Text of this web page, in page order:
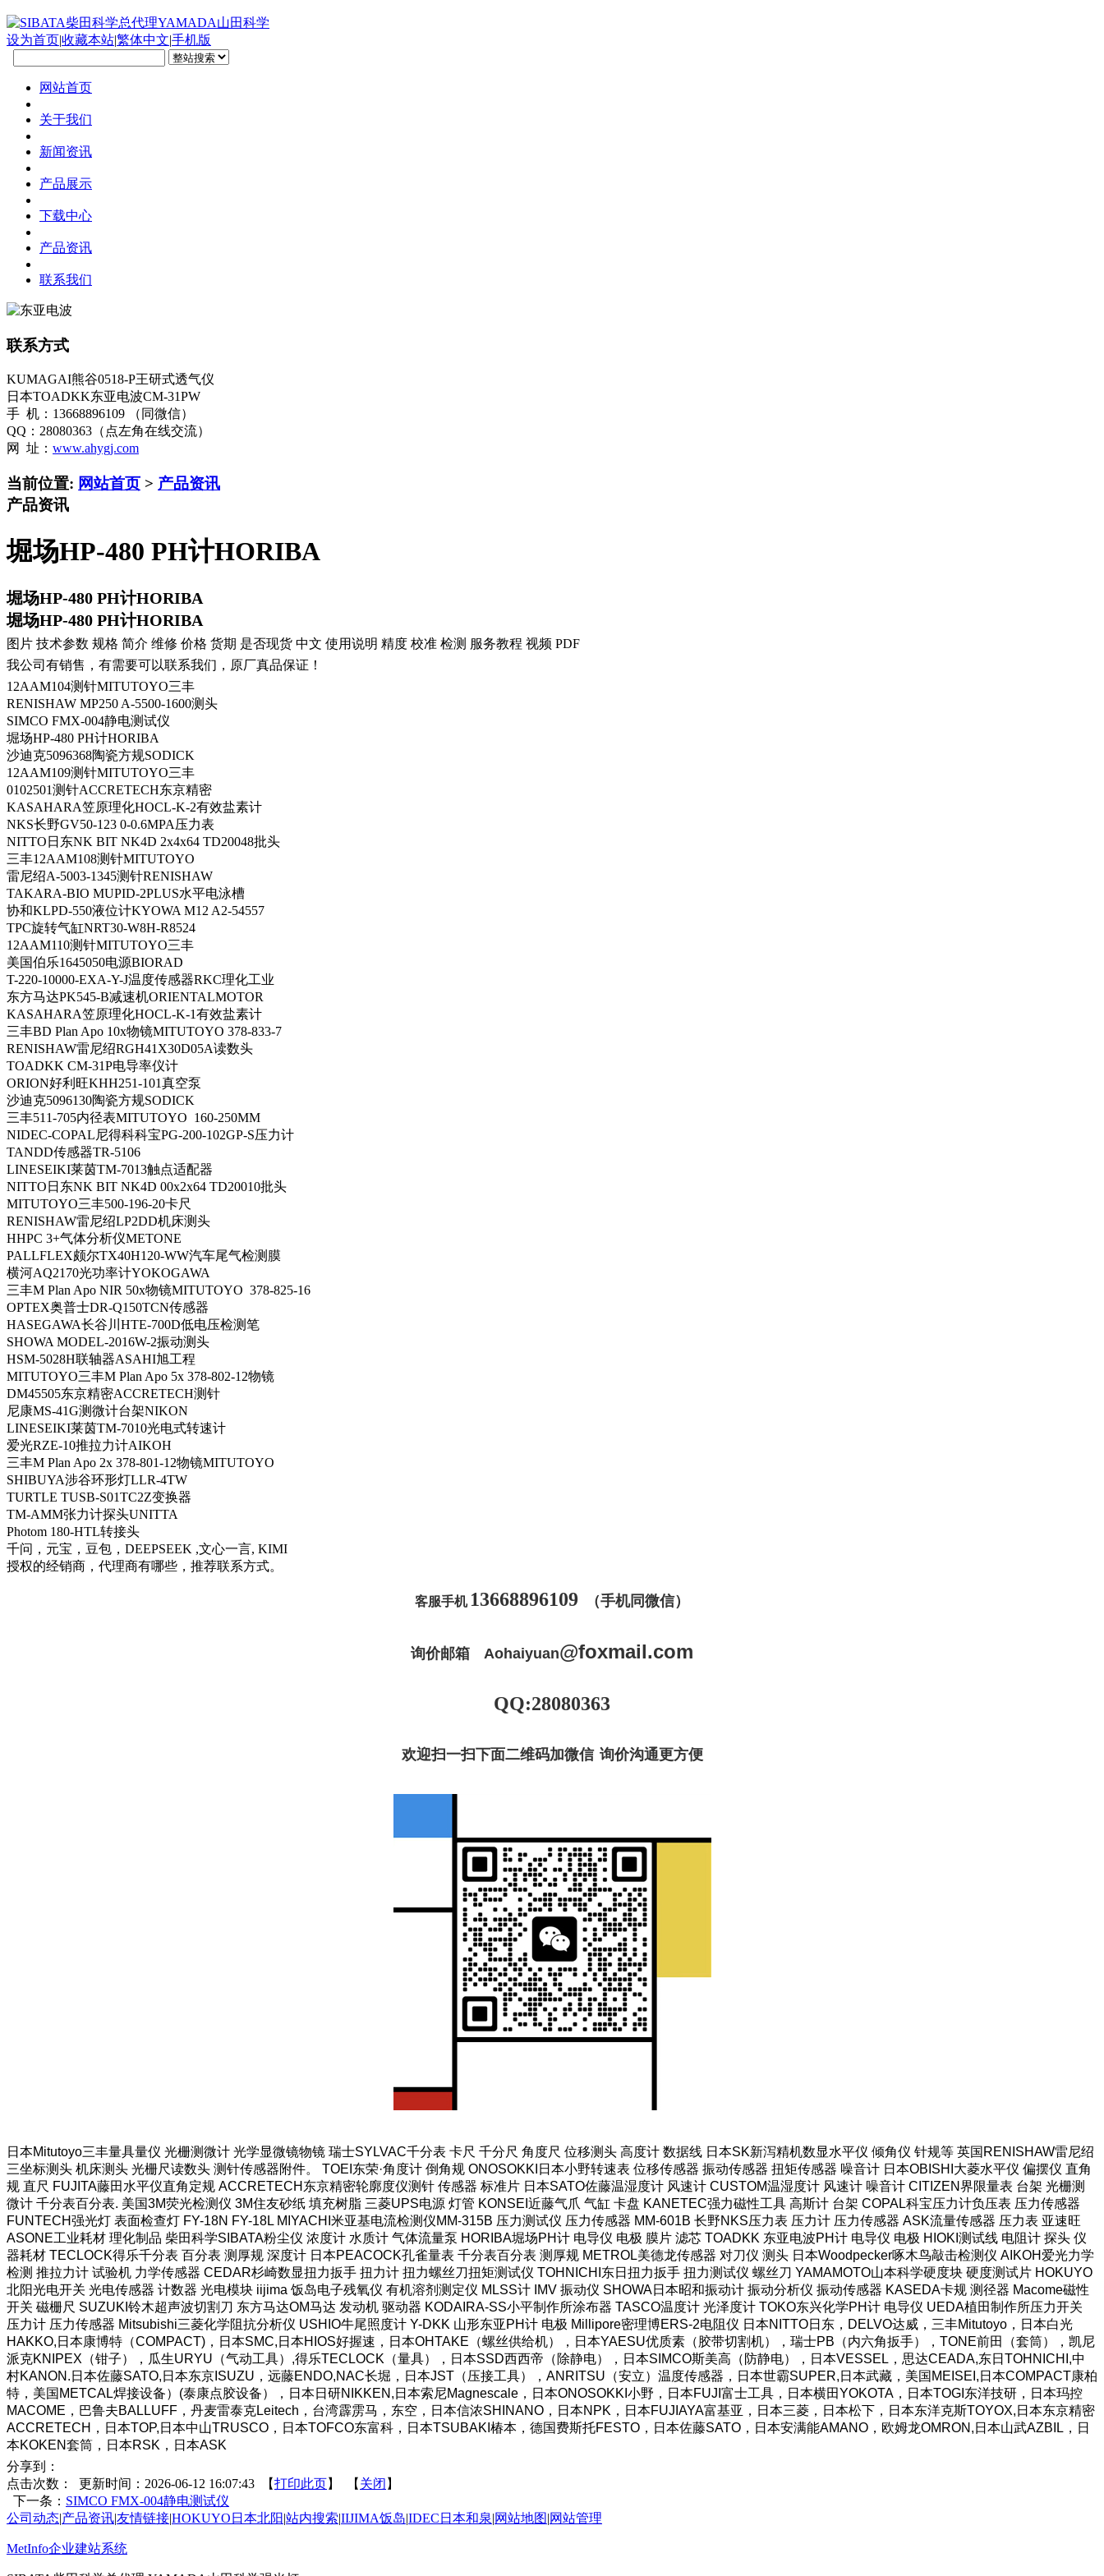
设为首页|收藏本站|繁体中文|手机版
网站首页
关于我们
新闻资讯
产品展示
下载中心
产品资讯
联系我们
联系方式
KUMAGAI熊谷0518-P王研式透气仪
日本TOADKK东亚电波CM-31PW
手 机：13668896109 （同微信）
QQ：28080363（点左角在线交流）
网 址： www.ahygj.com
当前位置: 网站首页 > 产品资讯
产品资讯
堀场HP-480 PH计HORIBA
堀场HP-480 PH计HORIBA
堀场HP-480 PH计HORIBA
图片 技术参数 规格 简介 维修 价格 货期 是否现货 中文 使用说明 精度 校准 检测 服务教程 视频 PDF
我公司有销售，有需要可以联系我们，原厂真品保证！
12AAM104测针MITUTOYO三丰
RENISHAW MP250 A-5500-1600测头
SIMCO FMX-004静电测试仪
堀场HP-480 PH计HORIBA
沙迪克5096368陶瓷方规SODICK
12AAM109测针MITUTOYO三丰
0102501测针ACCRETECH东京精密
KASAHARA笠原理化HOCL-K-2有效盐素计
NKS长野GV50-123 0-0.6MPA压力表
NITTO日东NK BIT NK4D 2x4x64 TD20048批头
三丰12AAM108测针MITUTOYO
雷尼绍A-5003-1345测针RENISHAW
TAKARA-BIO MUPID-2PLUS水平电泳槽
协和KLPD-550液位计KYOWA M12 A2-54557
TPC旋转气缸NRT30-W8H-R8524
12AAM110测针MITUTOYO三丰
美国伯乐1645050电源BIORAD
T-220-10000-EXA-Y-J温度传感器RKC理化工业
东方马达PK545-B减速机ORIENTALMOTOR
KASAHARA笠原理化HOCL-K-1有效盐素计
三丰BD Plan Apo 10x物镜MITUTOYO 378-833-7
RENISHAW雷尼绍RGH41X30D05A读数头
TOADKK CM-31P电导率仪计
ORION好利旺KHH251-101真空泵
沙迪克5096130陶瓷方规SODICK
三丰511-705内径表MITUTOYO 160-250MM
NIDEC-COPAL尼得科科宝PG-200-102GP-S压力计
TANDD传感器TR-5106
LINESEIKI莱茵TM-7013触点适配器
NITTO日东NK BIT NK4D 00x2x64 TD20010批头
MITUTOYO三丰500-196-20卡尺
RENISHAW雷尼绍LP2DD机床测头
HHPC 3+气体分析仪METONE
PALLFLEX颇尔TX40H120-WW汽车尾气检测膜
横河AQ2170光功率计YOKOGAWA
三丰M Plan Apo NIR 50x物镜MITUTOYO 378-825-16
OPTEX奥普士DR-Q150TCN传感器
HASEGAWA长谷川HTE-700D低电压检测笔
SHOWA MODEL-2016W-2振动测头
HSM-5028H联轴器ASAHI旭工程
MITUTOYO三丰M Plan Apo 5x 378-802-12物镜
DM45505东京精密ACCRETECH测针
尼康MS-41G测微计台架NIKON
LINESEIKI莱茵TM-7010光电式转速计
爱光RZE-10推拉力计AIKOH
三丰M Plan Apo 2x 378-801-12物镜MITUTOYO
SHIBUYA涉谷环形灯LLR-4TW
TURTLE TUSB-S01TC2Z变换器
TM-AMM张力计探头UNITTA
Photom 180-HTL转接头
千问，元宝，豆包，DEEPSEEK ,文心一言, KIMI
授权的经销商，代理商有哪些，推荐联系方式。
客服手机 13668896109 （手机同微信）
询价邮箱Aohaiyuan@foxmail.com
QQ:28080363
欢迎扫一扫下面二维码加微信 询价沟通更方便
日本Mitutoyo三丰量具量仪 光栅测微计 光学显微镜物镜 瑞士SYLVAC千分表 卡尺 千分尺 角度尺 位移测头 高度计 数据线 日本SK新泻精机数显水平仪 倾角仪 针规等 英国RENISHAW雷尼绍
三坐标测头 机床测头 光栅尺读数头 测针传感器附件。 TOEI东荣·角度计 倒角规 ONOSOKKI日本小野转速表 位移传感器 振动传感器 扭矩传感器 噪音计 日本OBISHI大菱水平仪 偏摆仪 直角
规 直尺 FUJITA藤田水平仪直角定规 ACCRETECH东京精密轮廓度仪测针 传感器 标准片 日本SATO佐藤温湿度计 风速计 CUSTOM温湿度计 风速计 噪音计 CITIZEN界限量表 台架 光栅测
微计 千分表百分表. 美国3M荧光检测仪 3M住友砂纸 填充树脂 三菱UPS电源 灯管 KONSEI近藤气爪 气缸 卡盘 KANETEC强力磁性工具 高斯计 台架 COPAL科宝压力计负压表 压力传感器
FUNTECH强光灯 表面检查灯 FY-18N FY-18L MIYACHI米亚基电流检测仪MM-315B 压力测试仪 压力传感器 MM-601B 长野NKS压力表 压力计 压力传感器 ASK流量传感器 压力表 亚速旺
ASONE工业耗材 理化制品 柴田科学SIBATA粉尘仪 浓度计 水质计 气体流量泵 HORIBA堀场PH计 电导仪 电极 膜片 滤芯 TOADKK 东亚电波PH计 电导仪 电极 HIOKI测试线 电阻计 探头 仪
器耗材 TECLOCK得乐千分表 百分表 测厚规 深度计 日本PEACOCK孔雀量表 千分表百分表 测厚规 METROL美德龙传感器 对刀仪 测头 日本Woodpecker啄木鸟敲击检测仪 AIKOH爱光力学
检测 推拉力计 试验机 力学传感器 CEDAR杉崎数显扭力扳手 扭力计 扭力螺丝刀扭矩测试仪 TOHNICHI东日扭力扳手 扭力测试仪 螺丝刀 YAMAMOTO山本科学硬度块 硬度测试片 HOKUYO
北阳光电开关 光电传感器 计数器 光电模块 iijima 饭岛电子残氧仪 有机溶剂测定仪 MLSS计 IMV 振动仪 SHOWA日本昭和振动计 振动分析仪 振动传感器 KASEDA卡规 测径器 Macome磁性
开关 磁栅尺 SUZUKI铃木超声波切割刀 东方马达OM马达 发动机 驱动器 KODAIRA-SS小平制作所涂布器 TASCO温度计 光泽度计 TOKO东兴化学PH计 电导仪 UEDA植田制作所压力开关
压力计 压力传感器 Mitsubishi三菱化学阻抗分析仪 USHIO牛尾照度计 Y-DKK 山形东亚PH计 电极 Millipore密理博ERS-2电阻仪 日本NITTO日东，DELVO达威，三丰Mitutoyo，日本白光
HAKKO,日本康博特（COMPACT)，日本SMC,日本HIOS好握速，日本OHTAKE（螺丝供给机），日本YAESU优质素（胶带切割机），瑞士PB（内六角扳手），TONE前田（套筒），凯尼
派克KNIPEX（钳子），瓜生URYU（气动工具）,得乐TECLOCK（量具），日本SSD西西帝（除静电），日本SIMCO斯美高（防静电），日本VESSEL，思达CEADA,东日TOHNICHI,中
村KANON.日本佐藤SATO,日本东京ISUZU，远藤ENDO,NAC长堀，日本JST（压接工具），ANRITSU（安立）温度传感器，日本世霸SUPER,日本武藏，美国MEISEI,日本COMPACT康柏
特，美国METCAL焊接设备）(泰康点胶设备），日本日研NIKKEN,日本索尼Magnescale，日本ONOSOKKI小野，日本FUJI富士工具，日本横田YOKOTA，日本TOGI东洋技研，日本玛控
MACOME，巴鲁夫BALLUFF，丹麦雷泰克Leitech，台湾霹雳马，东空，日本信浓SHINANO，日本NPK，日本FUJIAYA富基亚，日本三菱，日本松下，日本东洋克斯TOYOX,日本东京精密
ACCRETECH，日本TOP,日本中山TRUSCO，日本TOFCO东富科，日本TSUBAKI椿本，德国费斯托FESTO，日本佐藤SATO，日本安满能AMANO，欧姆龙OMRON,日本山武AZBIL，日
本KOKEN套筒，日本RSK，日本ASK
分享到：
点击次数：
更新时间：2026-06-12 16:07:43 【打印此页】 【 关闭 】
下一条： SIMCO FMX-004静电测试仪
公司动态|产品资讯|友情链接|HOKUYO日本北阳|站内搜索|IIJIMA饭岛|IDEC日本和泉|网站地图|网站管理
MetInfo企业建站系统